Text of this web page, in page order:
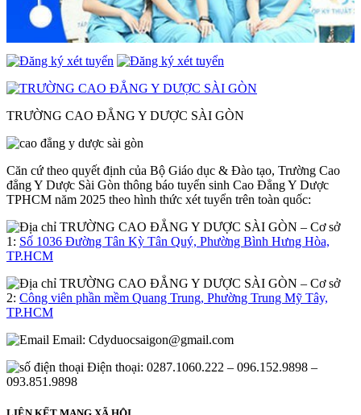
TRƯỜNG CAO ĐẲNG Y DƯỢC SÀI GÒN
Căn cứ theo quyết định của Bộ Giáo dục & Đào tạo, Trường Cao
đẳng Y Dược Sài Gòn thông báo tuyển sinh Cao Đẳng Y Dược
TPHCM năm 2025 theo hình thức xét tuyển trên toàn quốc:
– Cơ sở
1: Số 1036 Đường Tân Kỳ Tân Quý, Phường Bình Hưng Hòa,
TP.HCM
– Cơ sở
2: Công viên phần mềm Quang Trung, Phường Trung Mỹ Tây,
TP.HCM
Email: Cdyduocsaigon@gmail.com
Điện thoại: 0287.1060.222 – 096.152.9898 –
093.851.9898